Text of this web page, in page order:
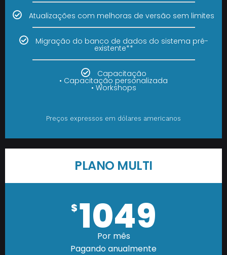
Atualizações com melhoras de versão sem limites
Migração do banco de dados do sistema pré-
existente**
Capacitação
• Capacitação personalizada
• Workshops
Preços expressos em dólares americanos
PLANO MULTI
$1049
Por mês
Pagando anualmente